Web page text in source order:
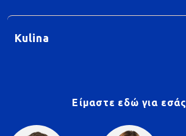
Kulina
Είμαστε εδώ για εσάς